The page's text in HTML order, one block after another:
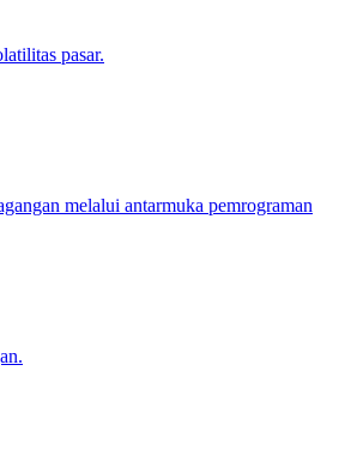
pasar.
melalui antarmuka pemrograman